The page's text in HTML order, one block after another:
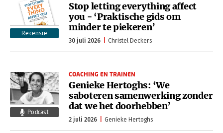
Recensie
Stop letting everything affect
you - ‘Praktische gids om
minder te piekeren’
30 juli 2026 Christel Deckers
Podcast
COACHING EN TRAINEN
Genieke Hertoghs: ‘We
saboteren samenwerking zonder
dat we het doorhebben’
2 juli 2026 Genieke Hertoghs